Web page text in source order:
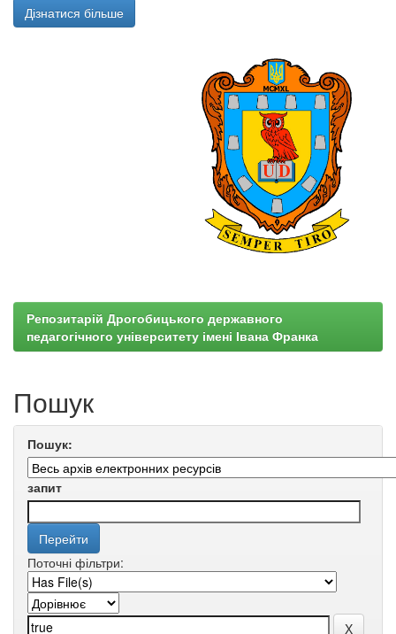
Дізнатися більше
Репозитарій Дрогобицького державного
педагогічного університету імені Івана Франка
Пошук
Пошук:
запит
Поточні фільтри: